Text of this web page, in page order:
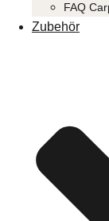
FAQ
Zubehör